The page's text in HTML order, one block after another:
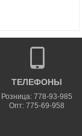
ТЕЛЕФОНЫ
Розница: 778-93-985
Опт: 775-69-958